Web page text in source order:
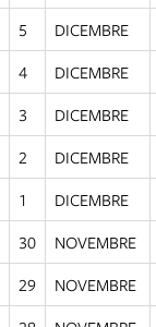
5 DICEMBRE
4 DICEMBRE
3 DICEMBRE
2 DICEMBRE
1 DICEMBRE
30 NOVEMBRE
29 NOVEMBRE